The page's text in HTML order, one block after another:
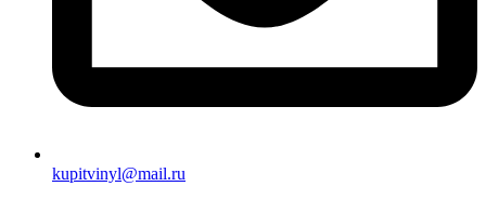
kupitvinyl@mail.ru